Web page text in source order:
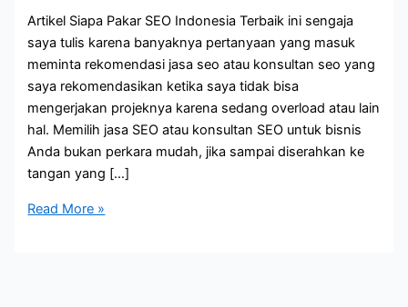
Artikel Siapa Pakar SEO Indonesia Terbaik ini sengaja
saya tulis karena banyaknya pertanyaan yang masuk
meminta rekomendasi jasa seo atau konsultan seo yang
saya rekomendasikan ketika saya tidak bisa
mengerjakan projeknya karena sedang overload atau lain
hal. Memilih jasa SEO atau konsultan SEO untuk bisnis
Anda bukan perkara mudah, jika sampai diserahkan ke
tangan yang […]
Siapa
Read More »